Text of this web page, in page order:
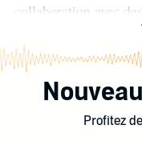
collaboration avec
renom. Ses livres
Profitez